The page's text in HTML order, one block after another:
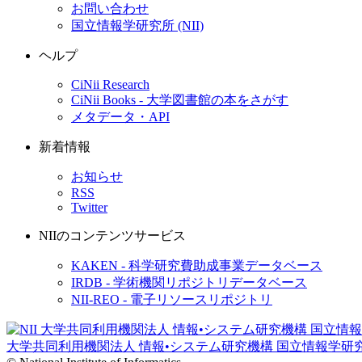
お問い合わせ
国立情報学研究所 (NII)
ヘルプ
CiNii Research
CiNii Books - 大学図書館の本をさがす
メタデータ・API
新着情報
お知らせ
RSS
Twitter
NIIのコンテンツサービス
KAKEN - 科学研究費助成事業データベース
IRDB - 学術機関リポジトリデータベース
NII-REO - 電子リソースリポジトリ
大学共同利用機関法人 情報•システム研究機構 国立情報学研